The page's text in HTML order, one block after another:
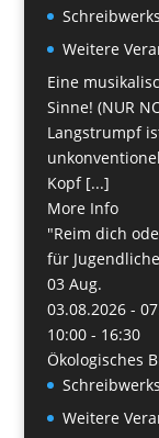
Weitere
Eine
Sinne! (NUR
Langstrumpf
Kopf [...]
More Info
"Reim dich
für
03 Aug.
03.08.2026 -
10:00 - 16:30
Ökologisches
Weitere